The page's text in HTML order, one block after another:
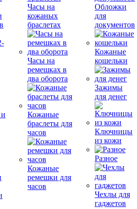
Часы на
кожаных
браслетах
Часы на
ремешках в
два оборота
Кожаные
браслеты для
часов
Кожаные
ремешки для
часов
Обложки
для
документов
Кожаные
кошельки
Зажимы
для денег
Ключницы
из кожи
Разное
Чехлы для
гаджетов